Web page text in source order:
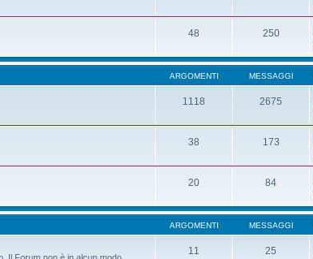
48 250
ARGOMENTI MESSAGGI
1118 2675
38 173
20 84
ARGOMENTI MESSAGGI
Il Forum non è in alcun modo
11 25